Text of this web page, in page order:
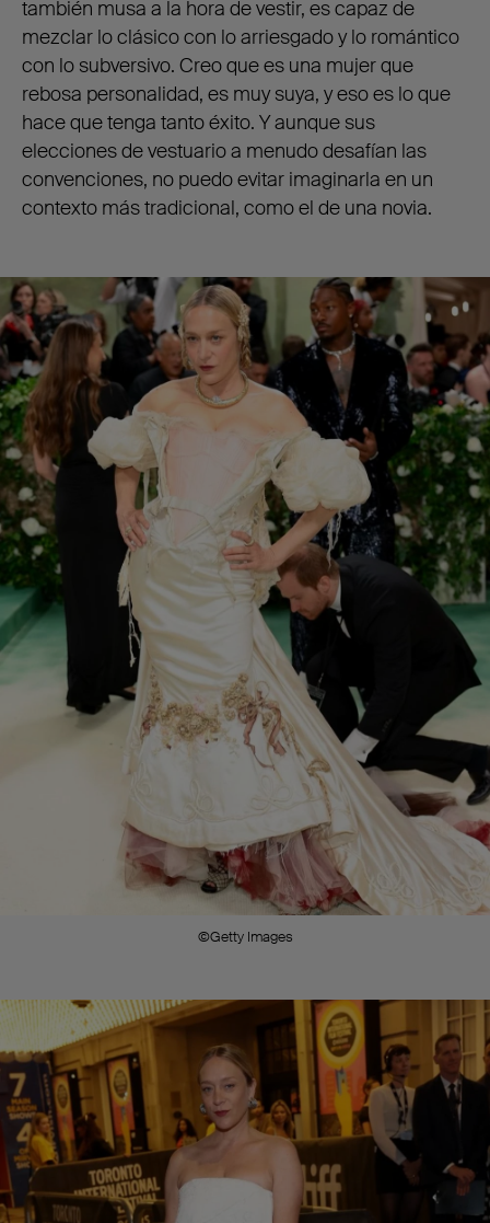
también musa a la hora de vestir, es capaz de
mezclar lo clásico con lo arriesgado y lo romántico
con lo subversivo. Creo que es una mujer que
rebosa personalidad, es muy suya, y eso es lo que
hace que tenga tanto éxito. Y aunque sus
elecciones de vestuario a menudo desafían las
convenciones, no puedo evitar imaginarla en un
contexto más tradicional, como el de una novia.
©Getty Images